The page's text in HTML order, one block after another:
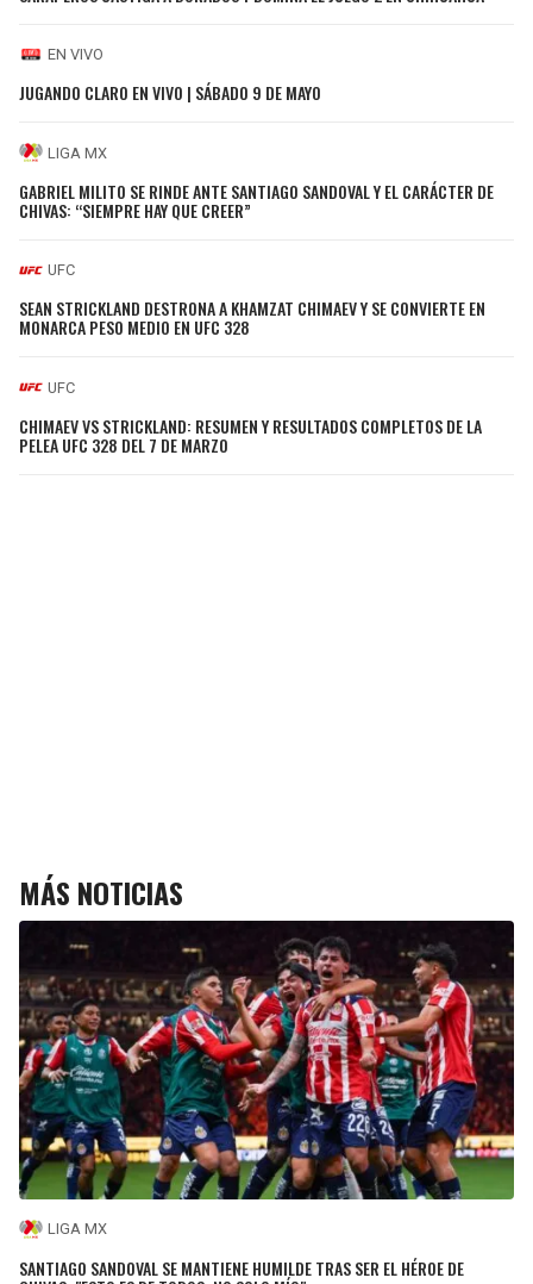
EN VIVO
JUGANDO CLARO EN VIVO | SÁBADO 9 DE MAYO
LIGA MX
GABRIEL MILITO SE RINDE ANTE SANTIAGO SANDOVAL Y EL CARÁCTER DE
CHIVAS: “SIEMPRE HAY QUE CREER”
UFC
SEAN STRICKLAND DESTRONA A KHAMZAT CHIMAEV Y SE CONVIERTE EN
MONARCA PESO MEDIO EN UFC 328
UFC
CHIMAEV VS STRICKLAND: RESUMEN Y RESULTADOS COMPLETOS DE LA
PELEA UFC 328 DEL 7 DE MARZO
MÁS NOTICIAS
LIGA MX
SANTIAGO SANDOVAL SE MANTIENE HUMILDE TRAS SER EL HÉROE DE